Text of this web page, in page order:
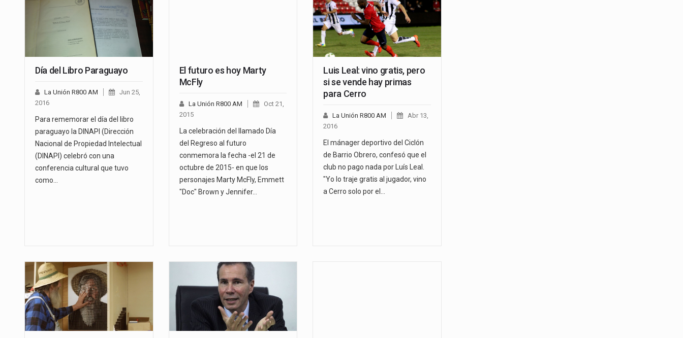
Día del Libro Paraguayo
La Unión R800 AM
Jun 25,
2016
Para rememorar el día del libro
paraguayo la DINAPI (Dirección
Nacional de Propiedad Intelectual
(DINAPI) celebró con una
conferencia cultural que tuvo
como…
El futuro es hoy Marty
McFly
La Unión R800 AM
Oct 21,
2015
La celebración del llamado Día
del Regreso al futuro
conmemora la fecha -el 21 de
octubre de 2015- en que los
personajes Marty McFly, Emmett
"Doc" Brown y Jennifer…
Luis Leal: vino gratis, pero
si se vende hay primas
para Cerro
La Unión R800 AM
Abr 13,
2016
El mánager deportivo del Ciclón
de Barrio Obrero, confesó que el
club no pago nada por Luís Leal.
"Yo lo traje gratis al jugador, vino
a Cerro solo por el…